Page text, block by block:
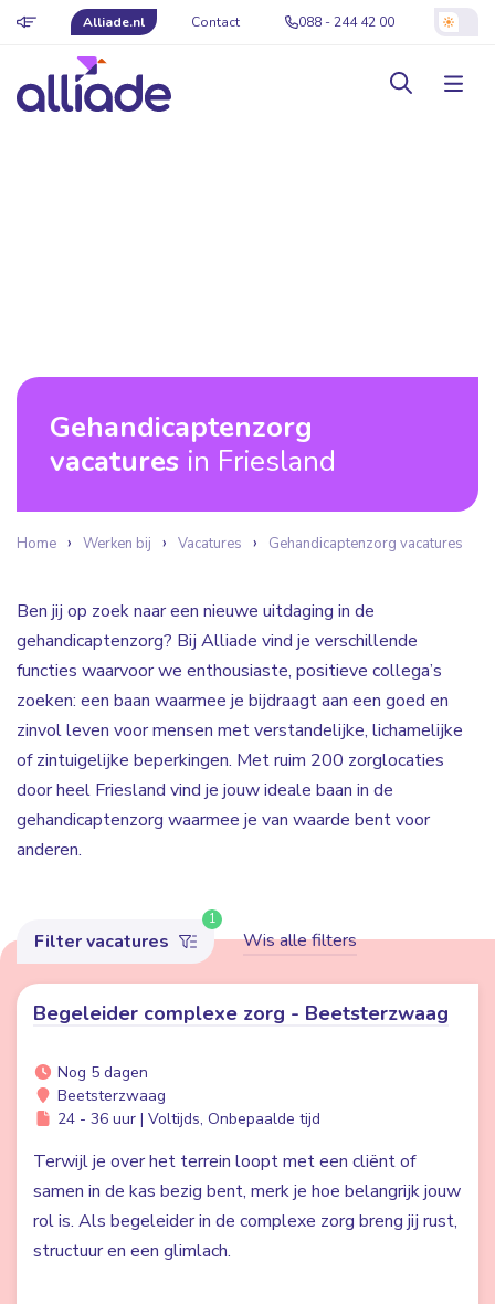
Alliade.nl Contact 088 - 244 42 00
Gehandicaptenzorg
vacatures in Friesland
Home Werken bij Vacatures Gehandicaptenzorg vacatures
Ben jij op zoek naar een nieuwe uitdaging in de
gehandicaptenzorg? Bij Alliade vind je verschillende
functies waarvoor we enthousiaste, positieve collega’s
zoeken: een baan waarmee je bijdraagt aan een goed en
zinvol leven voor mensen met verstandelijke, lichamelijke
of zintuigelijke beperkingen. Met ruim 200 zorglocaties
door heel Friesland vind je jouw ideale baan in de
gehandicaptenzorg waarmee je van waarde bent voor
anderen.
Filter vacatures
1
Wis alle filters
Begeleider complexe zorg - Beetsterzwaag
Nog 5 dagen
Beetsterzwaag
24 - 36 uur | Voltijds, Onbepaalde tijd
Terwijl je over het terrein loopt met een cliënt of
samen in de kas bezig bent, merk je hoe belangrijk jouw
rol is. Als begeleider in de complexe zorg breng jij rust,
structuur en een glimlach.